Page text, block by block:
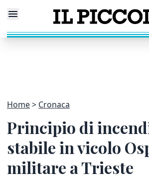
Home Cronaca
Principio di
stabile in vicolo
militare a Trieste